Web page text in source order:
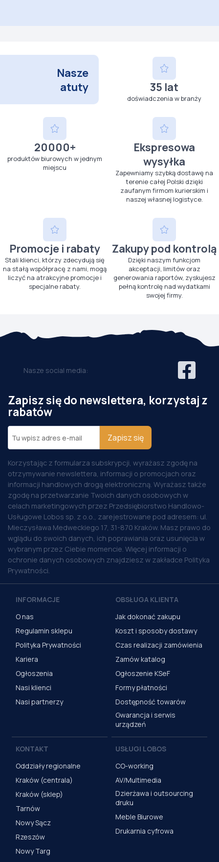
Nasze
atuty
35 lat
doświadczenia w branży
20000+
produktów biurowych w jednym
miejscu
Ekspresowa
wysyłka
Zapewniamy szybką dostawę na
terenie całej Polski dzięki
zaufanym firmom kurierskim i
naszej własnej logistyce.
Promocje i rabaty
Stali klienci, którzy zdecydują się
na stałą współpracę z nami, mogą
liczyć na atrakcyjne promocje i
specjalne rabaty.
Zakupy pod kontrolą
Dzięki naszym funkcjom
akceptacji, limitów oraz
generowania raportów, zyskujesz
pełną kontrolę nad wydatkami
swojej firmy.
Nasze social media:
Zapisz się do newslettera, korzystaj z
rabatów
Zapisz się
Korzystając z formularza subskrypcji, wyrażasz zgodę na
otrzymywanie newslettera, informacji o promocjach oraz
informacji handlowych drogą elektroniczną. Wyrażasz także
zgodę na przetwarzanie Twoich danych osobowych w
celach marketingowych przez Przedsiębiorstwo Handlowo-
Usługowe Lobos sp. z o.o., zarejestrowane pod adresem: ul.
Mieczysława Medweckiego 17, 31-870 Kraków. Masz prawo do
wglądu do swoich danych, ich poprawiania oraz usunięcia w
wybranym przez Ciebie momencie. Więcej informacji o
ochronie danych osobowych znajdziesz w zakładce Polityka
Prywatności.
INFORMACJE
O nas
Regulamin sklepu
Polityka Prywatności
Kariera
Ogłoszenia
Nasi klienci
Nasi partnerzy
OBSŁUGA KLIENTA
Jak dokonać zakupu
Koszt i sposoby dostawy
Czas realizacji zamówienia
Zamów katalog
Ogłoszenie KSeF
Formy płatności
Dostępność towarów
Gwarancja i serwis
urządzeń
KONTAKT
Oddziały regionalne
Kraków (centrala)
Kraków (sklep)
Tarnów
Nowy Sącz
Rzeszów
Nowy Targ
USŁUGI LOBOS
CO-working
AV/Multimedia
Dzierżawa i outsourcing
druku
Meble Biurowe
Drukarnia cyfrowa